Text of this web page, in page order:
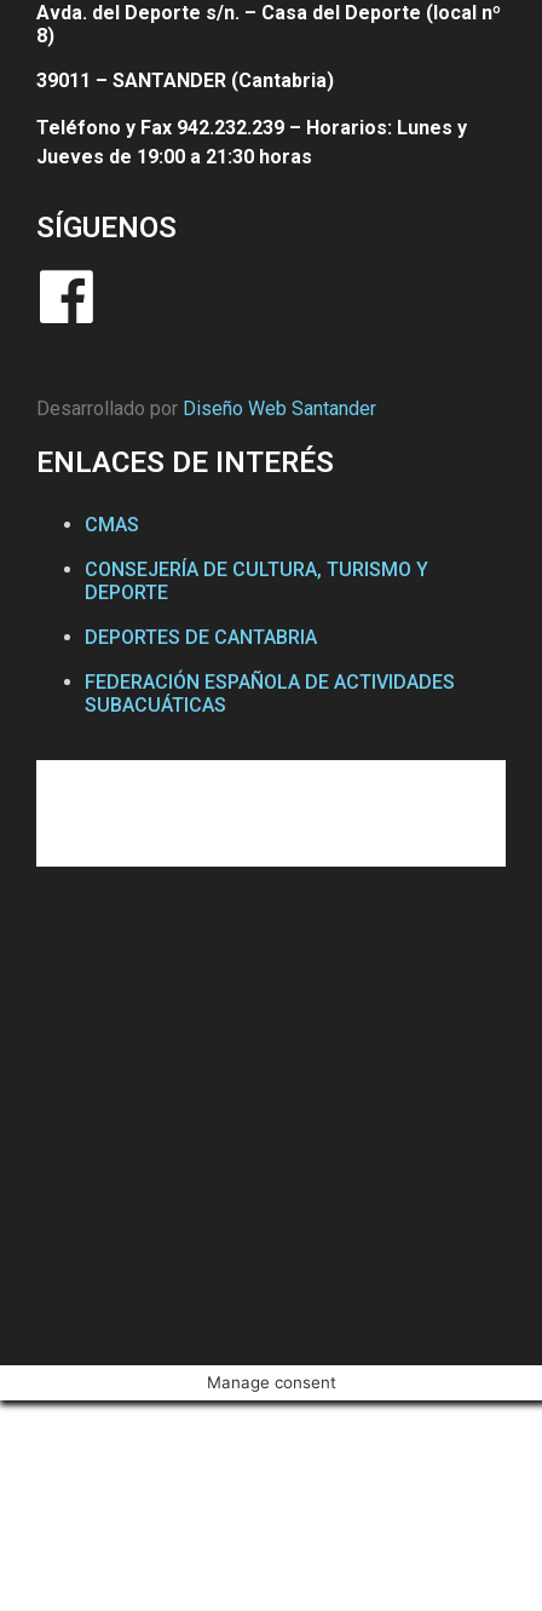
Avda. del Deporte s/n. – Casa del Deporte (local nº
8)
39011 – SANTANDER (Cantabria)
Teléfono y Fax 942.232.239 – Horarios: Lunes y
Jueves de 19:00 a 21:30 horas
SÍGUENOS
Desarrollado por Diseño Web Santander
ENLACES DE INTERÉS
CMAS
CONSEJERÍA DE CULTURA, TURISMO Y
DEPORTE
DEPORTES DE CANTABRIA
FEDERACIÓN ESPAÑOLA DE ACTIVIDADES
SUBACUÁTICAS
Manage consent